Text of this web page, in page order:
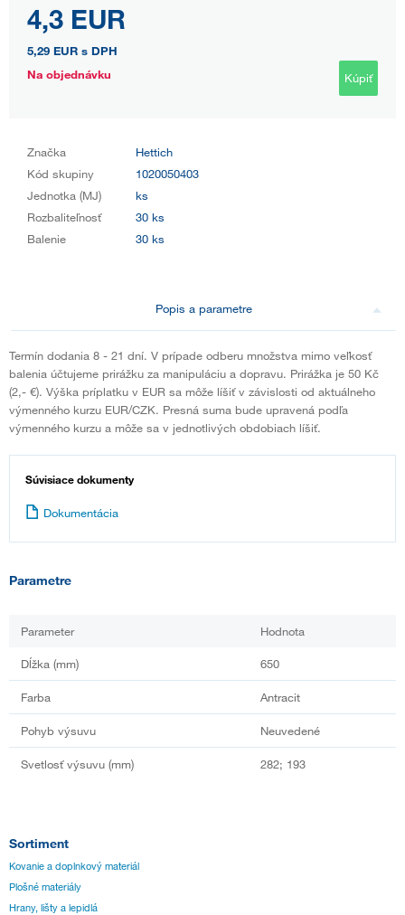
4,3 EUR
5,29 EUR s DPH
Na objednávku
Kúpiť
Značka
Hettich
Kód skupiny
1020050403
Jednotka (MJ)
ks
Rozbaliteľnosť
30 ks
Balenie
30 ks
Popis a parametre
Termín dodania 8 - 21 dní. V prípade odberu množstva mimo veľkosť
balenia účtujeme prirážku za manipuláciu a dopravu. Prirážka je 50 Kč
(2,- €). Výška príplatku v EUR sa môže líšiť v závislosti od aktuálneho
výmenného kurzu EUR/CZK. Presná suma bude upravená podľa
výmenného kurzu a môže sa v jednotlivých obdobiach líšiť.
Súvisiace dokumenty
Dokumentácia
Parametre
Parameter Hodnota
Dĺžka (mm) 650
Farba Antracit
Pohyb výsuvu Neuvedené
Svetlosť výsuvu (mm) 282; 193
Sortiment
Kovanie a doplnkový materiál
Plošné materiály
Hrany, lišty a lepidlá